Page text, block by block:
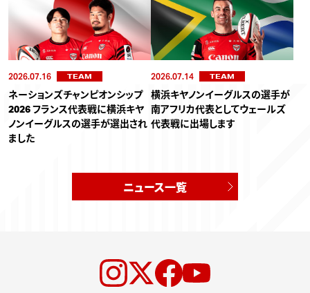
2026.07.16 TEAM
ネーションズチャンピオンシップ
2026 フランス代表戦に横浜キヤ
ノンイーグルスの選手が選出され
ました
2026.07.14 TEAM
横浜キヤノンイーグルスの選手が
南アフリカ代表としてウェールズ
代表戦に出場します
ニュース一覧